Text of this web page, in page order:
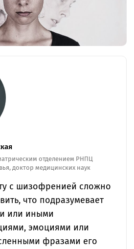
отделением РНПЦ
доктор медицинских наук
с шизофренией сложно
что подразумевает
или иными
эмоциями или
фразами его